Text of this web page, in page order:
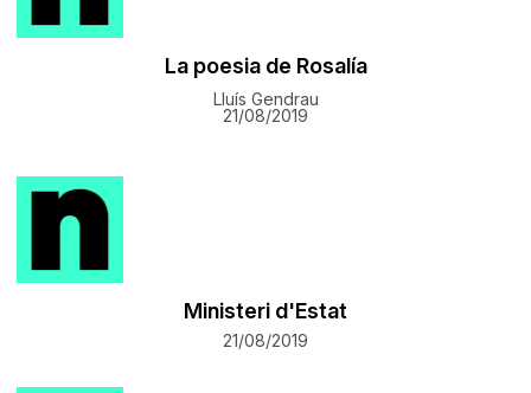
La poesia de Rosalía
Lluís Gendrau
21/08/2019
Ministeri d'Estat
21/08/2019